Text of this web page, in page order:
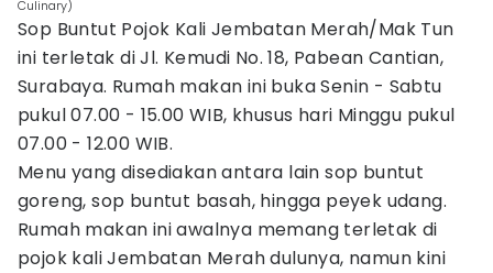
Culinary)
Sop Buntut Pojok Kali Jembatan Merah/Mak Tun
ini terletak di Jl. Kemudi No. 18, Pabean Cantian,
Surabaya. Rumah makan ini buka Senin - Sabtu
pukul 07.00 - 15.00 WIB, khusus hari Minggu pukul
07.00 - 12.00 WIB.
Menu yang disediakan antara lain sop buntut
goreng, sop buntut basah, hingga peyek udang.
Rumah makan ini awalnya memang terletak di
pojok kali Jembatan Merah dulunya, namun kini